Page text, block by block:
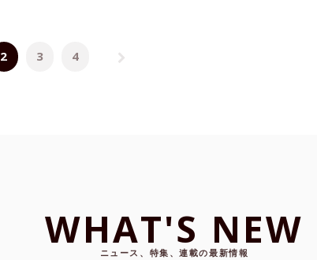
2 3 4
WHAT'S NEW
ニュース、特集、連載の最新情報